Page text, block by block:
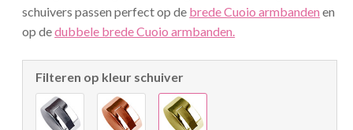
schuivers passen perfect op de brede Cuoio armbanden en
op dedubbele brede Cuoio armbanden.
Filteren op kleur schuiver